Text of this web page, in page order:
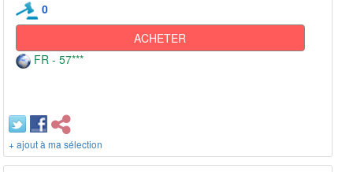
0
ACHETER
FR - 57***
+ ajout à ma sélection